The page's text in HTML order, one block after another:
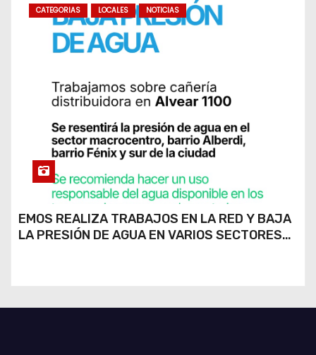
CATEGORIAS LOCALES NOTICIAS
EMOS REALIZA TRABAJOS EN LA RED Y BAJA
LA PRESIÓN DE AGUA EN VARIOS SECTORES